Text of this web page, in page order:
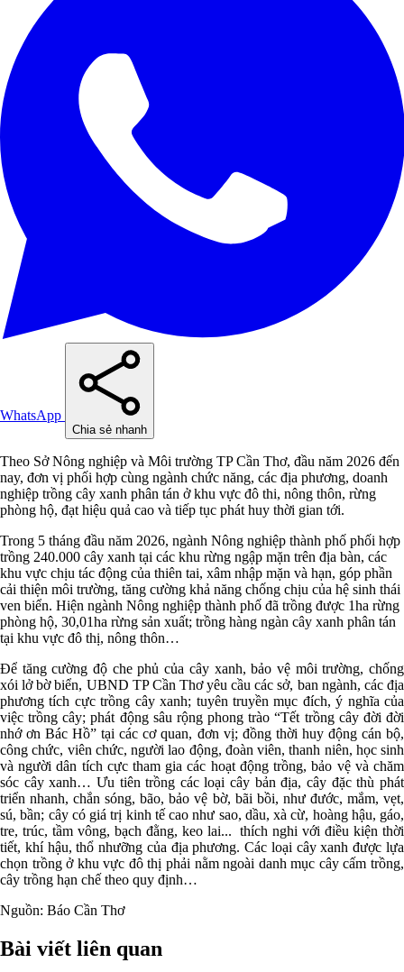
WhatsApp
Chia sẻ nhanh
Theo Sở Nông nghiệp và Môi trường TP Cần Thơ, đầu năm 2026 đến
nay, đơn vị phối hợp cùng ngành chức năng, các địa phương, doanh
nghiệp trồng cây xanh phân tán ở khu vực đô thi, nông thôn, rừng
phòng hộ, đạt hiệu quả cao và tiếp tục phát huy thời gian tới.
Trong 5 tháng đầu năm 2026, ngành Nông nghiệp thành phố phối hợp
trồng 240.000 cây xanh tại các khu rừng ngập mặn trên địa bàn, các
khu vực chịu tác động của thiên tai, xâm nhập mặn và hạn, góp phần
cải thiện môi trường, tăng cường khả năng chống chịu của hệ sinh thái
ven biển. Hiện ngành Nông nghiệp thành phố đã trồng được 1ha rừng
phòng hộ, 30,01ha rừng sản xuất; trồng hàng ngàn cây xanh phân tán
tại khu vực đô thị, nông thôn…
Để tăng cường độ che phủ của cây xanh, bảo vệ môi trường, chống
xói lở bờ biển, UBND TP Cần Thơ yêu cầu các sở, ban ngành, các địa
phương tích cực trồng cây xanh; tuyên truyền mục đích, ý nghĩa của
việc trồng cây; phát động sâu rộng phong trào “Tết trồng cây đời đời
nhớ ơn Bác Hồ” tại các cơ quan, đơn vị; đồng thời huy động cán bộ,
công chức, viên chức, người lao động, đoàn viên, thanh niên, học sinh
và người dân tích cực tham gia các hoạt động trồng, bảo vệ và chăm
sóc cây xanh… Ưu tiên trồng các loại cây bản địa, cây đặc thù phát
triển nhanh, chắn sóng, bão, bảo vệ bờ, bãi bồi, như đước, mắm, vẹt,
sú, bần; cây có giá trị kinh tế cao như sao, dầu, xà cừ, hoàng hậu, gáo,
tre, trúc, tầm vông, bạch đằng, keo lai... thích nghi với điều kiện thời
tiết, khí hậu, thổ nhưỡng của địa phương. Các loại cây xanh được lựa
chọn trồng ở khu vực đô thị phải nằm ngoài danh mục cây cấm trồng,
cây trồng hạn chế theo quy định…
Nguồn: Báo Cần Thơ
Bài viết liên quan